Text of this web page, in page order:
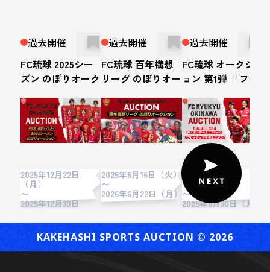
過去開催
FC琉球 2025シー
ズン のぼりオーク
2025年12月22日
（月）
〜
2025年12月30日
過去開催
FC琉球 百年構想
リーグ のぼりオー
2026年6月16日（火）
〜
2026年6月22日（月）
過去開催
FC琉球 オークシ
ョン 第1弾 「フレ
オン」期限付き胸
スポンサーユニフ
ォーム
2025年6月24日
（火）
〜
2025年6月30日（月）
KAKEHASHI SPORTS AUCTION ©︎ 2026